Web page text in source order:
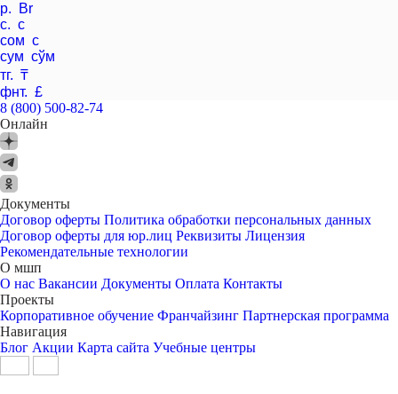
р. Br
с. с
сом с
сум сўм
тг. ₸
фнт. £
8 (800) 500-82-74
Онлайн
Документы
Договор оферты Политика обработки персональных данных
Договор оферты для юр.лиц Реквизиты Лицензия
Рекомендательные технологии
О мшп
О нас Вакансии Документы Оплата Контакты
Проекты
Корпоративное обучение Франчайзинг Партнерская программа
Навигация
Блог Акции Карта сайта Учебные центры